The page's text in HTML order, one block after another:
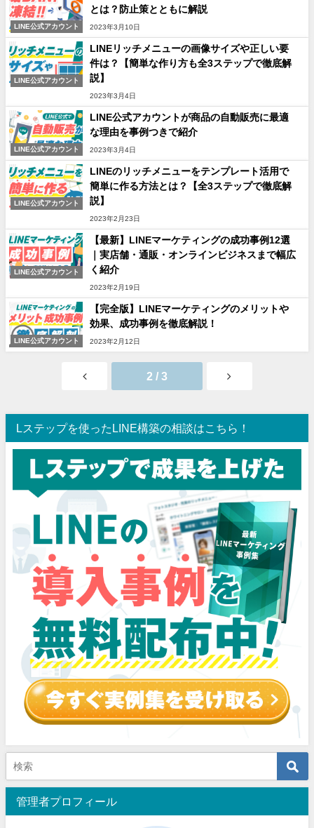
LINE公式アカウント
とは？防止策とともに解説
2023年3月10日
LINE公式アカウント
LINEリッチメニューの画像サイズや正しい要
件は？【簡単な作り方も全3ステップで徹底解
説】
2023年3月4日
LINE公式アカウント
LINE公式アカウントが商品の自動販売に最適
な理由を事例つきで紹介
2023年3月4日
LINE公式アカウント
LINEのリッチメニューをテンプレート活用で
簡単に作る方法とは？【全3ステップで徹底解
説】
2023年2月23日
LINE公式アカウント
【最新】LINEマーケティングの成功事例12選
｜実店舗・通販・オンラインビジネスまで幅広
く紹介
2023年2月19日
LINE公式アカウント
【完全版】LINEマーケティングのメリットや
効果、成功事例を徹底解説！
2023年2月12日
2 / 3
Lステップを使ったLINE構築の相談はこちら！
管理者プロフィール